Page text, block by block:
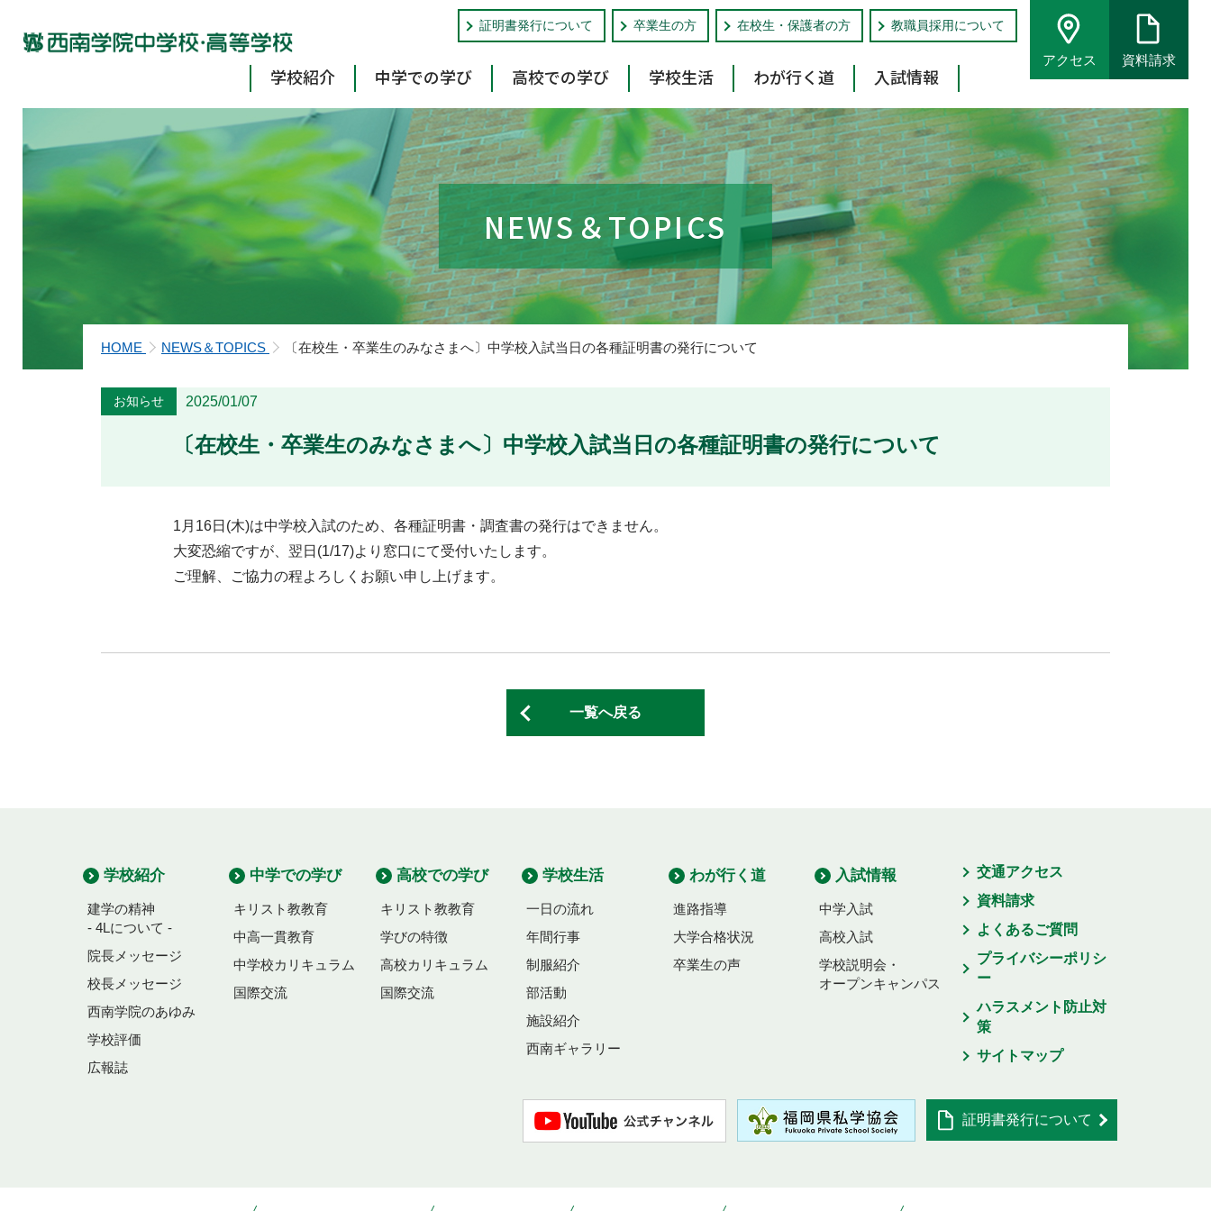
資料請求
アクセス
教職員採用について
在校生・保護者の方
卒業生の方
証明書発行について
学校紹介 中学での学び 高校での学び 学校生活 わが行く道 入試情報
NEWS＆TOPICS
HOME NEWS＆TOPICS 〔在校生・卒業生のみなさまへ〕中学校入試当日の各種証明書の発行について
お知らせ 2025/01/07
〔在校生・卒業生のみなさまへ〕中学校入試当日の各種証明書の発行について
1月16日(木)は中学校入試のため、各種証明書・調査書の発行はできません。
大変恐縮ですが、翌日(1/17)より窓口にて受付いたします。
ご理解、ご協力の程よろしくお願い申し上げます。
一覧へ戻る
学校紹介
建学の精神
- 4Lについて -
院長メッセージ
校長メッセージ
西南学院のあゆみ
学校評価
広報誌
中学での学び
キリスト教教育
中高一貫教育
中学校カリキュラム
国際交流
高校での学び
キリスト教教育
学びの特徴
高校カリキュラム
国際交流
学校生活
一日の流れ
年間行事
制服紹介
部活動
施設紹介
西南ギャラリー
わが行く道
進路指導
大学合格状況
卒業生の声
入試情報
中学入試
高校入試
学校説明会・
オープンキャンパス
交通アクセス
資料請求
よくあるご質問
プライバシーポリシ
ー
ハラスメント防止対
策
サイトマップ
証明書発行について